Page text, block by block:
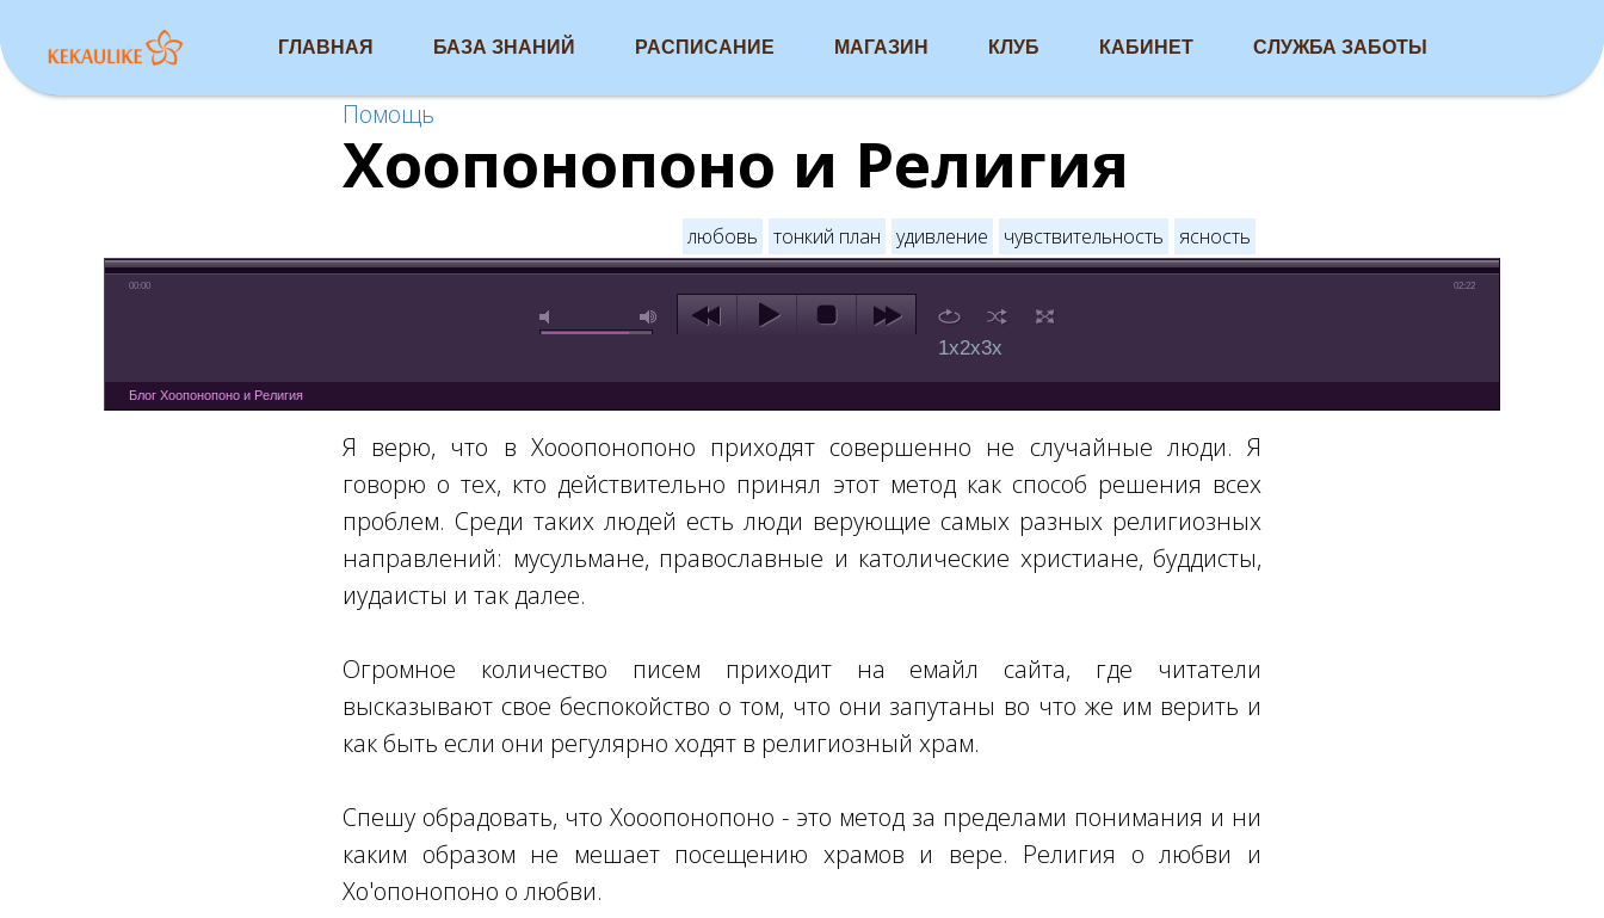
ГЛАВНАЯ БАЗА ЗНАНИЙ РАСПИСАНИЕ МАГАЗИН КЛУБ КАБИНЕТ СЛУЖБА ЗАБОТЫ
Помощь
Хоопонопоно и Религия
любовь тонкий план удивление чувствительность ясность
00:00 02:22
1x2x3x
Блог Хоопонопоно и Религия
Я верю, что в Хооопонопоно приходят совершенно не случайные люди. Я
говорю о тех, кто действительно принял этот метод как способ решения всех
проблем. Среди таких людей есть люди верующие самых разных религиозных
направлений: мусульмане, православные и католические христиане, буддисты,
иудаисты и так далее.
Огромное количество писем приходит на емайл сайта, где читатели
высказывают свое беспокойство о том, что они запутаны во что же им верить и
как быть если они регулярно ходят в религиозный храм.
Спешу обрадовать, что Хооопонопоно - это метод за пределами понимания и ни
каким образом не мешает посещению храмов и вере. Религия о любви и
Хо'опонопоно о любви.